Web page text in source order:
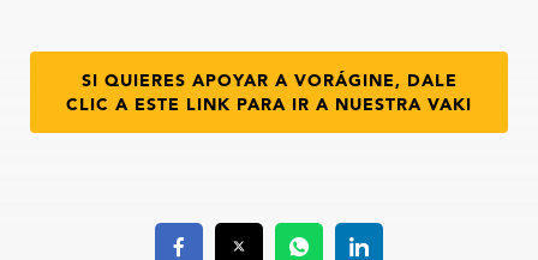
SI QUIERES APOYAR A VORÁGINE, DALE
CLIC A ESTE LINK PARA IR A NUESTRA VAKI